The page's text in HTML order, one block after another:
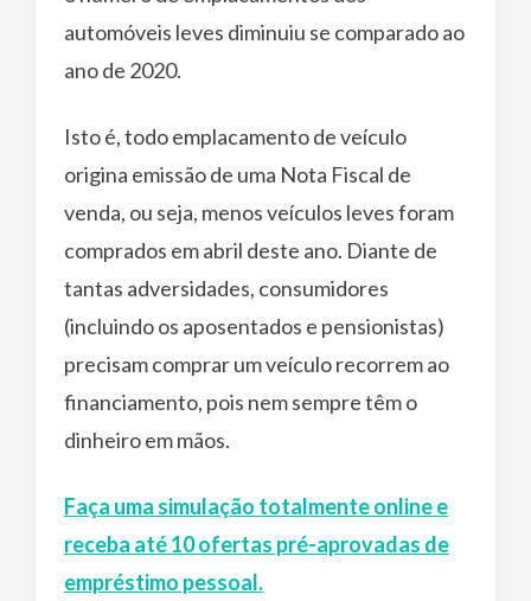
automóveis leves diminuiu se comparado ao
ano de 2020.
Isto é, todo emplacamento de veículo
origina emissão de uma Nota Fiscal de
venda, ou seja, menos veículos leves foram
comprados em abril deste ano. Diante de
tantas adversidades, consumidores
(incluindo os aposentados e pensionistas)
precisam comprar um veículo recorrem ao
financiamento, pois nem sempre têm o
dinheiro em mãos.
Faça uma simulação totalmente online e
receba até 10 ofertas pré-aprovadas de
empréstimo pessoal.